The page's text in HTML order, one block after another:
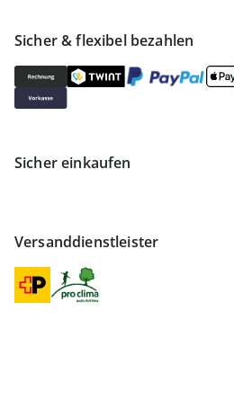
Sicher & flexibel bezahlen
Sicher einkaufen
Versanddienstleister